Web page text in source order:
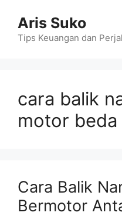
content
Aris Suko
Tips Keuangan dan
cara balik
motor beda
Cara Balik
Bermotor